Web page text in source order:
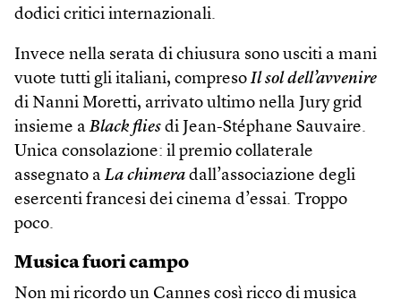
dodici critici internazionali.
Invece nella serata di chiusura sono usciti a mani
vuote tutti gli italiani, compreso Il sol dell’avvenire
di Nanni Moretti, arrivato ultimo nella Jury grid
insieme a Black flies di Jean-Stéphane Sauvaire.
Unica consolazione: il premio collaterale
assegnato a La chimera dall’associazione degli
esercenti francesi dei cinema d’essai. Troppo
poco.
Musica fuori campo
Non mi ricordo un Cannes così ricco di musica